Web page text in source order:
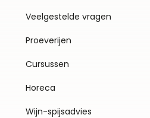
Veelgestelde vragen
Proeverijen
Cursussen
Horeca
Wijn-spijsadvies